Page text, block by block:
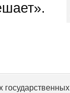
государственных